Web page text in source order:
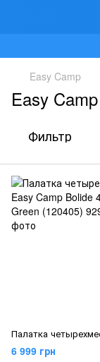
Easy Camp
Easy Camp
Фильтр
6 999 грн